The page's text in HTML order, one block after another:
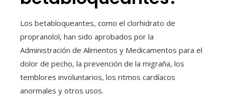
Los betabloqueantes, como el clorhidrato de
propranolol, han sido aprobados por la
Administración de Alimentos y Medicamentos para el
dolor de pecho, la prevención de la migraña, los
temblores involuntarios, los ritmos cardíacos
anormales y otros usos.